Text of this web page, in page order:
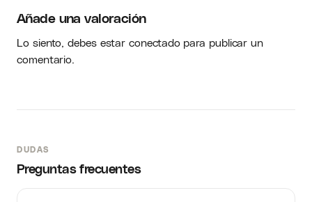
Añade una valoración
Lo siento, debes estarconectadopara publicar un
comentario.
DUDAS
Preguntas frecuentes